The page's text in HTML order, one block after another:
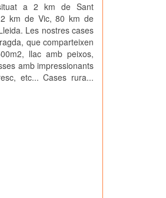
a 2 km de Sant
km de Vic, 80 km de
Les nostres cases
que comparteixen
llac amb peixos,
amb impressionants
etc... Cases rura...